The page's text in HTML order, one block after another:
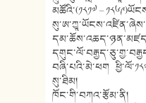
མཚོའི་(༡༨༡༧ –
བཞི་པའི་མེ་ཕག
སུ་ཐིམ།
ཁོང་གི་བཀའ་རྩོམ་ནི།